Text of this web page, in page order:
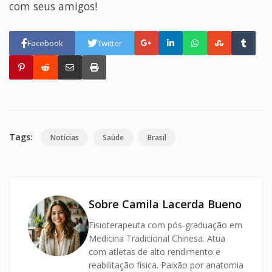
com seus amigos!
Facebook Twitter
Tags: Notícias Saúde Brasil
Sobre Camila Lacerda Bueno
Fisioterapeuta com pós-graduação em
Medicina Tradicional Chinesa. Atua
com atletas de alto rendimento e
reabilitação física. Paixão por anatomia